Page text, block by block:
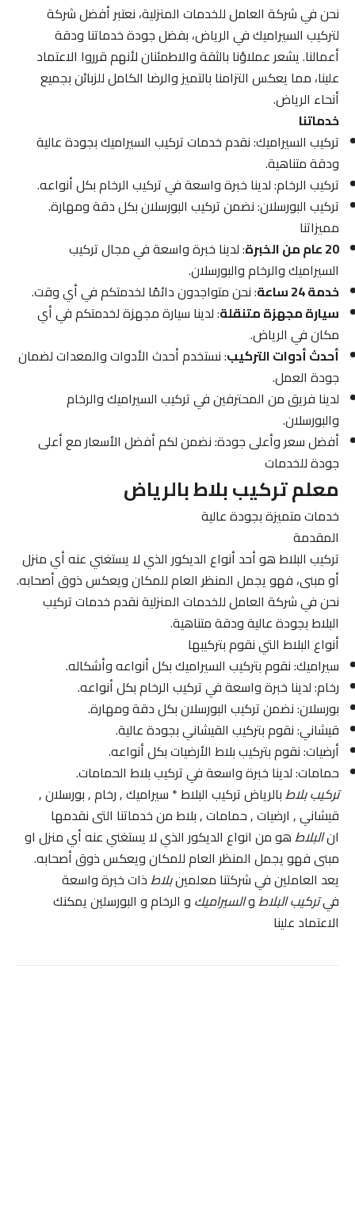
نحن في شركة العامل للخدمات المنزلية، نعتبر أفضل شركة
لتركيب السيراميك في الرياض، بفضل جودة خدماتنا ودقة
أعمالنا. يشعر عملاؤنا بالثقة والاطمئنان لأنهم قرروا الاعتماد
علينا، مما يعكس التزامنا بالتميز والرضا الكامل للزبائن بجميع
أنحاء الرياض.
خدماتنا
تركيب السيراميك: نقدم خدمات تركيب السيراميك بجودة عالية
ودقة متناهية.
تركيب الرخام: لدينا خبرة واسعة في تركيب الرخام بكل أنواعه.
تركيب البورسلان: نضمن تركيب البورسلان بكل دقة ومهارة.
مميزاتنا
20 عام من الخبرة
: لدينا خبرة واسعة في مجال تركيب
السيراميك والرخام والبورسلان.
خدمة 24 ساعة
: نحن متواجدون دائمًا لخدمتكم في أي وقت.
سيارة مجهزة متنقلة: لدينا سيارة مجهزة لخدمتكم في أي
مكان في الرياض.
أحدث أدوات التركيب: نستخدم أحدث الأدوات والمعدات لضمان
جودة العمل.
لدينا فريق من المحترفين في تركيب السيراميك والرخام
والبورسلان.
أفضل سعر وأعلى جودة: نضمن لكم أفضل الأسعار مع أعلى
جودة للخدمات
معلم تركيب بلاط بالرياض
خدمات متميزة بجودة عالية
المقدمة
تركيب البلاط هو أحد أنواع الديكور الذي لا يستغني عنه أي منزل
أو مبنى، فهو يجمل المنظر العام للمكان ويعكس ذوق أصحابه.
نحن في شركة العامل للخدمات المنزلية نقدم خدمات تركيب
البلاط بجودة عالية ودقة متناهية.
أنواع البلاط التي نقوم بتركيبها
سيراميك: نقوم بتركيب السيراميك بكل أنواعه وأشكاله.
رخام: لدينا خبرة واسعة في تركيب الرخام بكل أنواعه.
بورسلان: نضمن تركيب البورسلان بكل دقة ومهارة.
قيشاني: نقوم بتركيب القيشاني بجودة عالية.
أرضيات: نقوم بتركيب بلاط الأرضيات بكل أنواعه.
حمامات: لدينا خبرة واسعة في تركيب بلاط الحمامات.
تركيب بلاطبالرياض تركيب البلاط * سيراميك , رخام , بورسلان ,
قيشاني , ارضيات , حمامات , بلاط من خدماتنا التى نقدمها
البلاطهو من انواع الديكور الذي لا يستغني عنه أي منزل او
مبنى فهو يجمل المنظر العام للمكان ويعكس ذوق أصحابه.
يعد العاملين في شركتنا معلمينبلاطذات خبرة واسعة
فيتركيب البلاطوالسيراميكو الرخام و البورسلين يمكنك
الاعتماد علينا